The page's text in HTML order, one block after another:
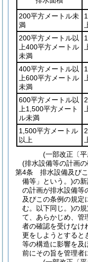
200平方メートル未
満
200平方メートル以
上400平方メートル
未満
400平方メートル以
上600平方メートル
未満
600平方メートル以
上1,500平方メート
ル未満
1,500平方メートル
以上
(一部改正〔
(排水設備等の計画
第4条
排水設備及び
備等」という。)の
の計画が排水設備等
及びこの条例の規定
む。以下同じ。)の
て、あらかじめ、管
者の確認を受けなけ
更をしようとすると
等の構造に影響を及
前にその旨を管理者